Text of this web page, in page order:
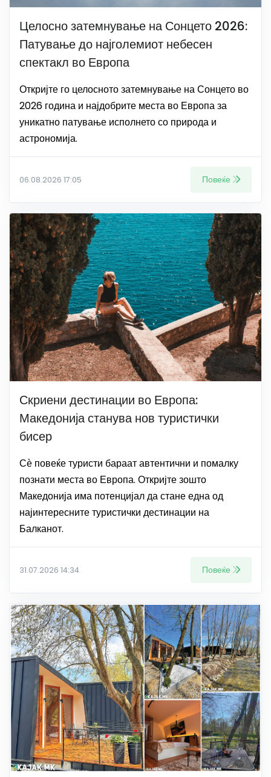
Целосно затемнување на Сонцето 2026:
Патување до најголемиот небесен
спектакл во Европа
Откријте го целосното затемнување на Сонцето во
2026 година и најдобрите места во Европа за
уникатно патување исполнето со природа и
астрономија.
06.08.2026 17:05 Повеќе
Скриени дестинации во Европа:
Македонија станува нов туристички
бисер
Сѐ повеќе туристи бараат автентични и помалку
познати места во Европа. Откријте зошто
Македонија има потенцијал да стане една од
најинтересните туристички дестинации на
Балканот.
31.07.2026 14:34 Повеќе